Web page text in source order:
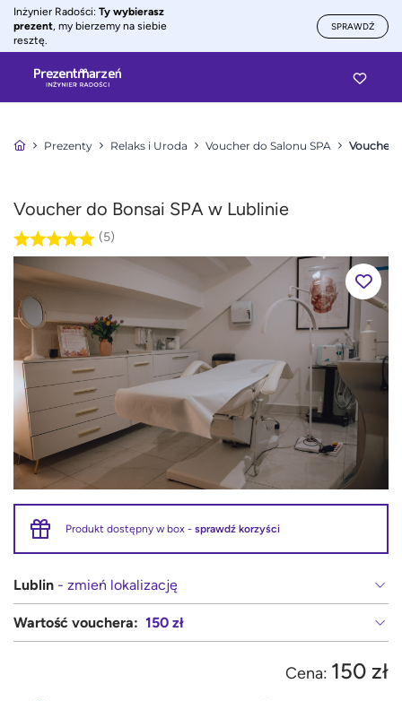
Inżynier Radości: Ty wybierasz
prezent, my bierzemy na siebie
resztę.
SPRAWDŹ
Prezenty Relaks i Uroda Voucher do Salonu SPA Voucher
Voucher do Bonsai SPA w Lublinie
(5)
Produkt dostępny w box - sprawdź korzyści
Lublin - zmień lokalizację
Wartość vouchera: 150 zł
Cena: 150 zł